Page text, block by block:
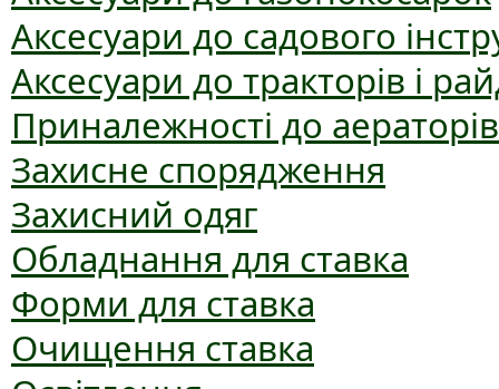
Аксесуари до садового
Аксесуари до тракторів і
Приналежності до аераторів
Захисне спорядження
Захисний одяг
Обладнання для ставка
Форми для ставка
Очищення ставка